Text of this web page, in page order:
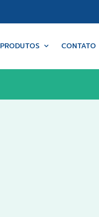
PRODUTOS CONTATO